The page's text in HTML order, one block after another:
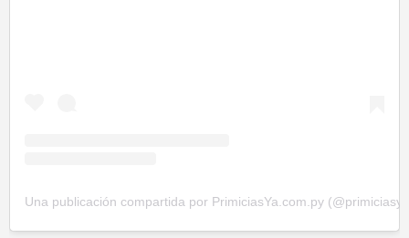
Una publicación compartida por PrimiciasYa.com.py